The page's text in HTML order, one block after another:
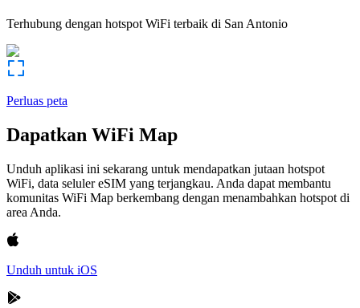
Terhubung dengan hotspot WiFi terbaik di San Antonio
Perluas peta
Dapatkan WiFi Map
Unduh aplikasi ini sekarang untuk mendapatkan jutaan hotspot
WiFi, data seluler eSIM yang terjangkau. Anda dapat membantu
komunitas WiFi Map berkembang dengan menambahkan hotspot di
area Anda.
Unduh untuk iOS